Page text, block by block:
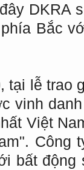
DKRA
Bắc
tại lễ trao
vinh
Việt
Công
bất động